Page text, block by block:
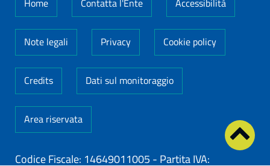
Home Contatta l'Ente Accessibilità
Note legali Privacy Cookie policy
Credits Dati sul monitoraggio
Area riservata
Codice Fiscale: 14649011005 - Partita IVA: